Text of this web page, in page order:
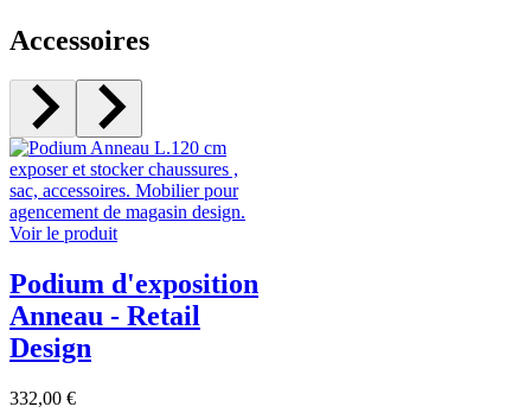
Accessoires
Voir le produit
Podium d'exposition
Anneau - Retail
Design
332,00 €